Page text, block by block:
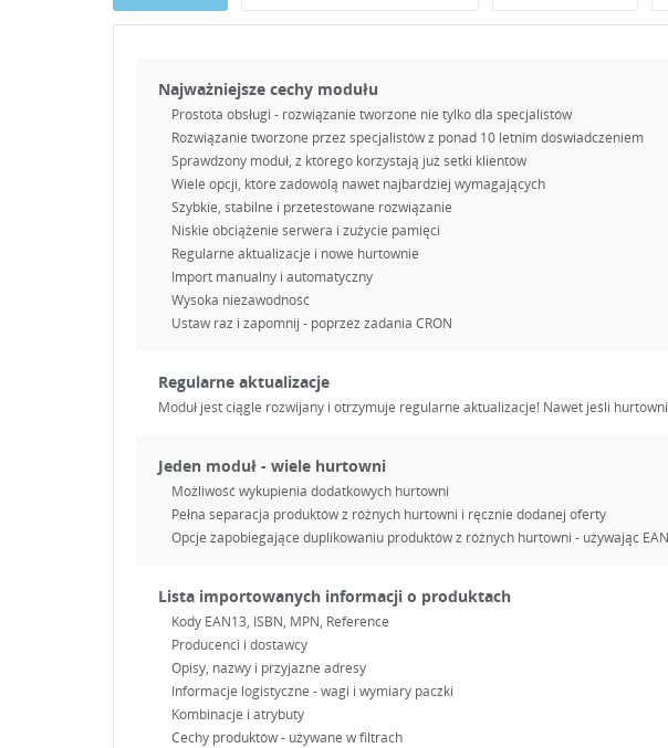
Najważniejsze cechy modułu
Prostota obsługi - rozwiązanie tworzone nie tylko dla specjalistów
Rozwiązanie tworzone przez specjalistów z ponad 10 letnim doświadczeniem
Sprawdzony moduł, z którego korzystają już setki klientów
Wiele opcji, które zadowolą nawet najbardziej wymagających
Szybkie, stabilne i przetestowane rozwiązanie
Niskie obciążenie serwera i zużycie pamięci
Regularne aktualizacje i nowe hurtownie
Import manualny i automatyczny
Wysoka niezawodność
Ustaw raz i zapomnij - poprzez zadania CRON
Regularne aktualizacje
Moduł jest ciągle rozwijany i otrzymuje regularne aktualizacje! Nawet jeśli
Jeden moduł - wiele hurtowni
Możliwość wykupienia dodatkowych hurtowni
Pełna separacja produktów z różnych hurtowni i ręcznie dodanej oferty
Opcje zapobiegające duplikowaniu produktów z różnych hurtowni - używając
Lista importowanych informacji o produktach
Kody EAN13, ISBN, MPN, Reference
Producenci i dostawcy
Opisy, nazwy i przyjazne adresy
Informacje logistyczne - wagi i wymiary paczki
Kombinacje i atrybuty
Cechy produktów - używane w filtrach